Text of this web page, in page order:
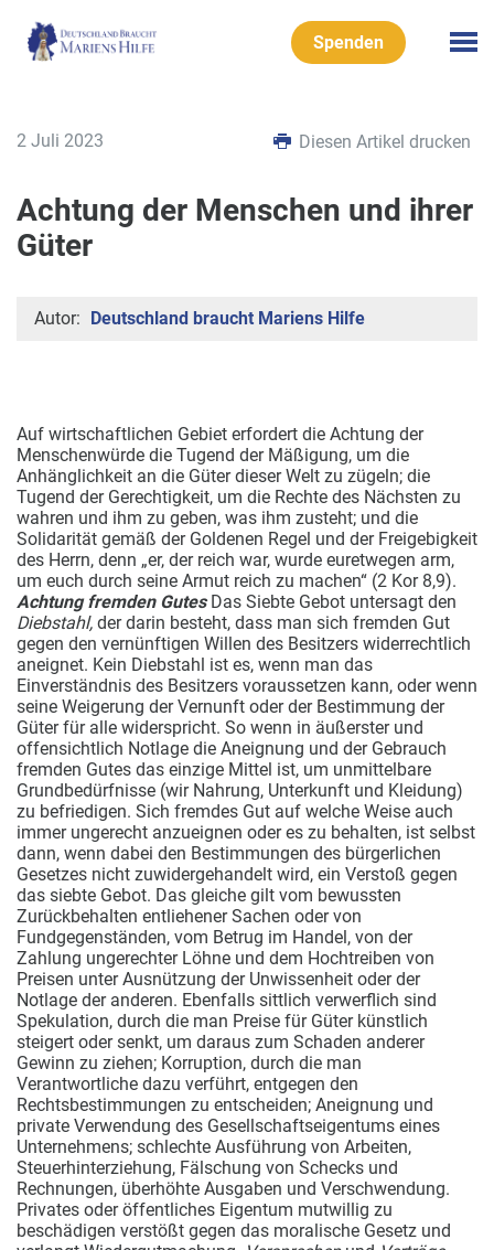
Spenden
2 Juli 2023 Diesen Artikel drucken
Achtung der Menschen und ihrer
Güter
Autor: Deutschland braucht Mariens Hilfe
Auf wirtschaftlichen Gebiet erfordert die Achtung der
Menschenwürde die Tugend der Mäßigung, um die
Anhänglichkeit an die Güter dieser Welt zu zügeln; die
Tugend der Gerechtigkeit, um die Rechte des Nächsten zu
wahren und ihm zu geben, was ihm zusteht; und die
Solidarität gemäß der Goldenen Regel und der Freigebigkeit
des Herrn, denn „er, der reich war, wurde euretwegen arm,
um euch durch seine Armut reich zu machen“ (2 Kor 8,9).
Achtung fremden GutesDas Siebte Gebot untersagt den
Diebstahl, der darin besteht, dass man sich fremden Gut
gegen den vernünftigen Willen des Besitzers widerrechtlich
aneignet. Kein Diebstahl ist es, wenn man das
Einverständnis des Besitzers voraussetzen kann, oder wenn
seine Weigerung der Vernunft oder der Bestimmung der
Güter für alle widerspricht. So wenn in äußerster und
offensichtlich Notlage die Aneignung und der Gebrauch
fremden Gutes das einzige Mittel ist, um unmittelbare
Grundbedürfnisse (wir Nahrung, Unterkunft und Kleidung)
zu befriedigen. Sich fremdes Gut auf welche Weise auch
immer ungerecht anzueignen oder es zu behalten, ist selbst
dann, wenn dabei den Bestimmungen des bürgerlichen
Gesetzes nicht zuwidergehandelt wird, ein Verstoß gegen
das siebte Gebot. Das gleiche gilt vom bewussten
Zurückbehalten entliehener Sachen oder von
Fundgegenständen, vom Betrug im Handel, von der
Zahlung ungerechter Löhne und dem Hochtreiben von
Preisen unter Ausnützung der Unwissenheit oder der
Notlage der anderen. Ebenfalls sittlich verwerflich sind
Spekulation, durch die man Preise für Güter künstlich
steigert oder senkt, um daraus zum Schaden anderer
Gewinn zu ziehen; Korruption, durch die man
Verantwortliche dazu verführt, entgegen den
Rechtsbestimmungen zu entscheiden; Aneignung und
private Verwendung des Gesellschaftseigentums eines
Unternehmens; schlechte Ausführung von Arbeiten,
Steuerhinterziehung, Fälschung von Schecks und
Rechnungen, überhöhte Ausgaben und Verschwendung.
Privates oder öffentliches Eigentum mutwillig zu
beschädigen verstößt gegen das moralische Gesetz und